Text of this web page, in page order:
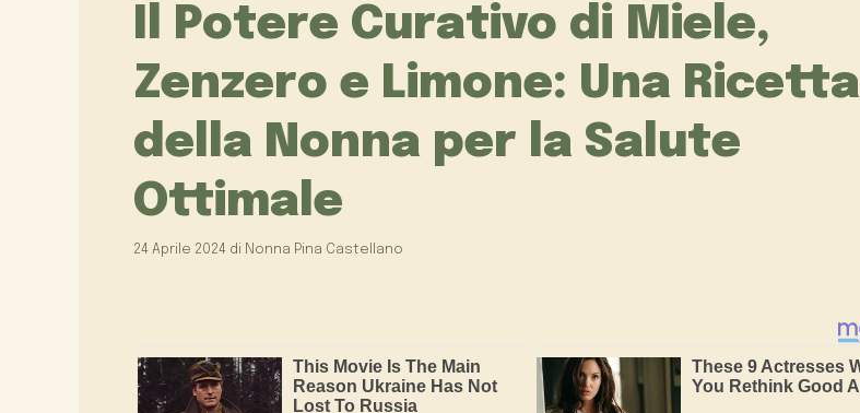
Il Potere Curativo di Miele,
Zenzero e Limone: Una Ricetta
della Nonna per la Salute
Ottimale
24 Aprile 2024 di Nonna Pina Castellano